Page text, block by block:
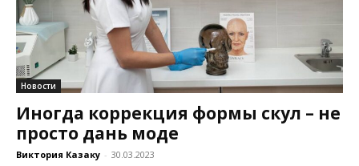
Новости
Иногда коррекция формы скул – не
просто дань моде
Виктория Казаку - 30.03.2023